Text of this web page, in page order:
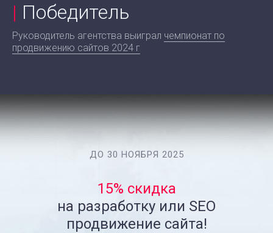
| Победитель
Руководитель агентства выиграл чемпионат по
продвижению сайтов 2024 г
ДО 30 НОЯБРЯ 2025
15% скидка
на разработку или SEO
продвижение сайта!